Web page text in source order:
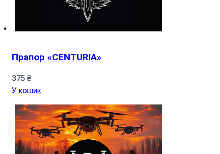
Прапор «CENTURIA»
375 ₴
У кошик